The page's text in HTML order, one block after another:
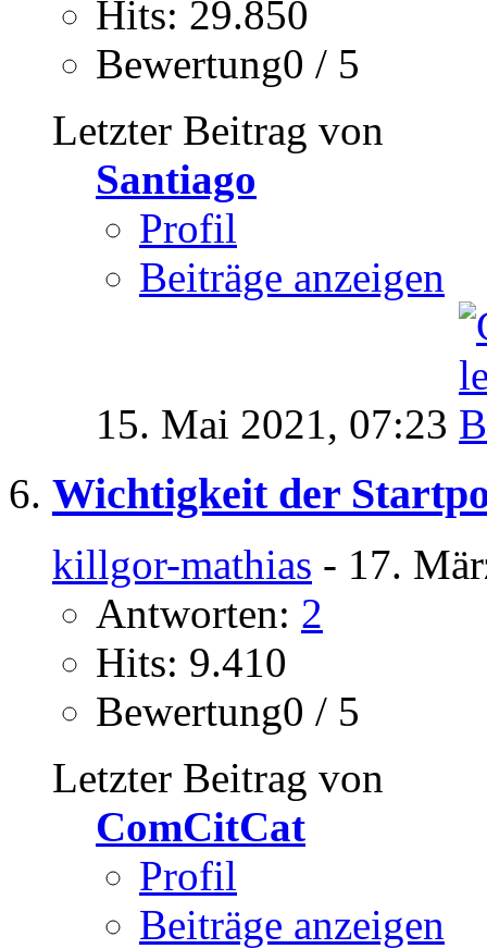
Hits: 29.850
Bewertung0 / 5
Letzter Beitrag von
Santiago
Profil
Beiträge anzeigen
15. Mai 2021, 07:23
Wichtigkeit der
killgor-mathias - 17.
Antworten: 2
Hits: 9.410
Bewertung0 / 5
Letzter Beitrag von
ComCitCat
Profil
Beiträge anzeigen